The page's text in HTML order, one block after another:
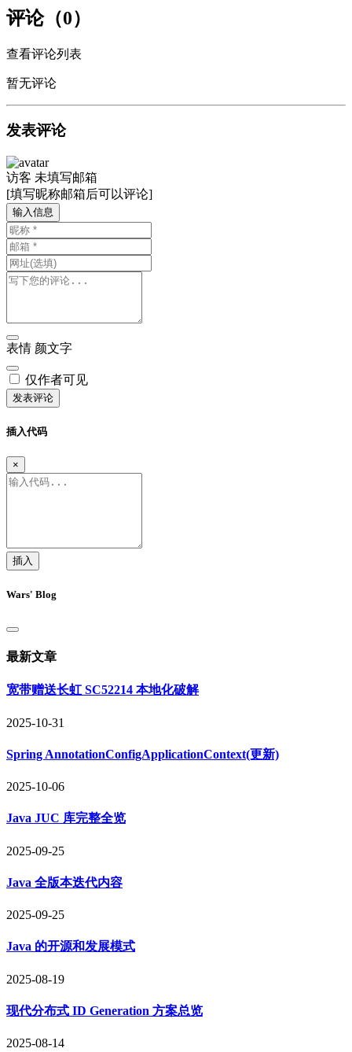
评论（0）
查看评论列表
暂无评论
发表评论
访客 未填写邮箱
[填写昵称邮箱后可以评论]
输入信息
表情 颜文字
仅作者可见
发表评论
插入代码
×
插入
Wars' Blog
最新文章
宽带赠送长虹 SC52214 本地化破解
2025-10-31
Spring AnnotationConfigApplicationContext(更新)
2025-10-06
Java JUC 库完整全览
2025-09-25
Java 全版本迭代内容
2025-09-25
Java 的开源和发展模式
2025-08-19
现代分布式 ID Generation 方案总览
2025-08-14